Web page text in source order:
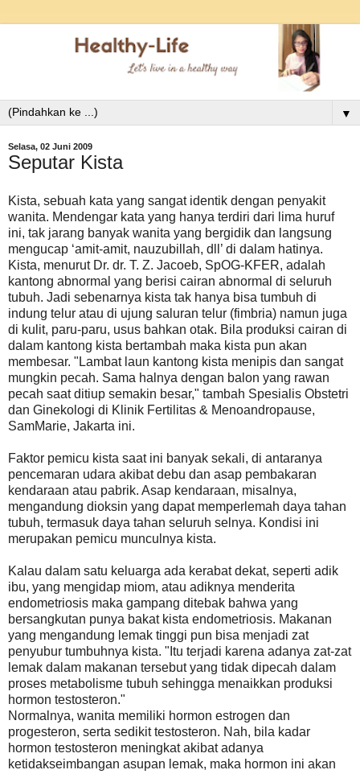
▼
Selasa, 02 Juni 2009
Seputar Kista
Kista, sebuah kata yang sangat identik dengan penyakit
wanita. Mendengar kata yang hanya terdiri dari lima huruf
ini, tak jarang banyak wanita yang bergidik dan langsung
mengucap ‘amit-amit, nauzubillah, dll’ di dalam hatinya.
Kista, menurut Dr. dr. T. Z. Jacoeb, SpOG-KFER, adalah
kantong abnormal yang berisi cairan abnormal di seluruh
tubuh. Jadi sebenarnya kista tak hanya bisa tumbuh di
indung telur atau di ujung saluran telur (fimbria) namun juga
di kulit, paru-paru, usus bahkan otak. Bila produksi cairan di
dalam kantong kista bertambah maka kista pun akan
membesar. "Lambat laun kantong kista menipis dan sangat
mungkin pecah. Sama halnya dengan balon yang rawan
pecah saat ditiup semakin besar," tambah Spesialis Obstetri
dan Ginekologi di Klinik Fertilitas & Menoandropause,
SamMarie, Jakarta ini.
Faktor pemicu kista saat ini banyak sekali, di antaranya
pencemaran udara akibat debu dan asap pembakaran
kendaraan atau pabrik. Asap kendaraan, misalnya,
mengandung dioksin yang dapat memperlemah daya tahan
tubuh, termasuk daya tahan seluruh selnya. Kondisi ini
merupakan pemicu munculnya kista.
Kalau dalam satu keluarga ada kerabat dekat, seperti adik
ibu, yang mengidap miom, atau adiknya menderita
endometriosis maka gampang ditebak bahwa yang
bersangkutan punya bakat kista endometriosis. Makanan
yang mengandung lemak tinggi pun bisa menjadi zat
penyubur tumbuhnya kista. "Itu terjadi karena adanya zat-zat
lemak dalam makanan tersebut yang tidak dipecah dalam
proses metabolisme tubuh sehingga menaikkan produksi
hormon testosteron."
Normalnya, wanita memiliki hormon estrogen dan
progesteron, serta sedikit testosteron. Nah, bila kadar
hormon testosteron meningkat akibat adanya
ketidakseimbangan asupan lemak, maka hormon ini akan